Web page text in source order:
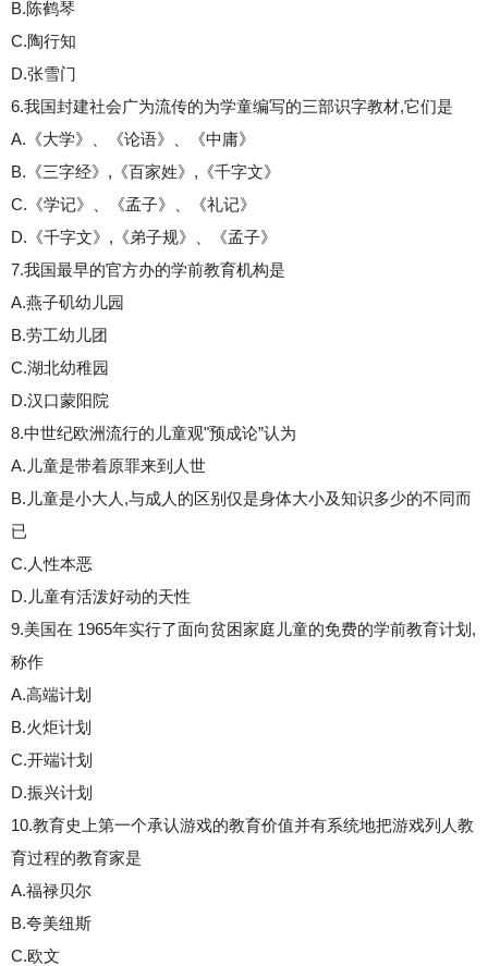
B.陈鹤琴
C.陶行知
D.张雪门
6.我国封建社会广为流传的为学童编写的三部识字教材,它们是
A.《大学》、《论语》、《中庸》
B.《三字经》,《百家姓》,《千字文》
C.《学记》、《孟子》、《礼记》
D.《千字文》,《弟子规》、《孟子》
7.我国最早的官方办的学前教育机构是
A.燕子矶幼儿园
B.劳工幼儿团
C.湖北幼稚园
D.汉口蒙阳院
8.中世纪欧洲流行的儿童观"预成论”认为
A.儿童是带着原罪来到人世
B.儿童是小大人,与成人的区别仅是身体大小及知识多少的不同而
已
C.人性本恶
D.儿童有活泼好动的天性
9.美国在 1965年实行了面向贫困家庭儿童的免费的学前教育计划,
称作
A.高端计划
B.火炬计划
C.开端计划
D.振兴计划
10.教育史上第一个承认游戏的教育价值并有系统地把游戏列人教
育过程的教育家是
A.福禄贝尔
B.夸美纽斯
C.欧文